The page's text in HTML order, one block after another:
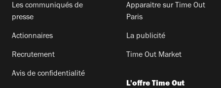
Les communiqués de
presse
Actionnaires
Recrutement
Avis de confidentialité
Apparaitre sur Time Out
Paris
La publicité
Time Out Market
L'offre Time Out